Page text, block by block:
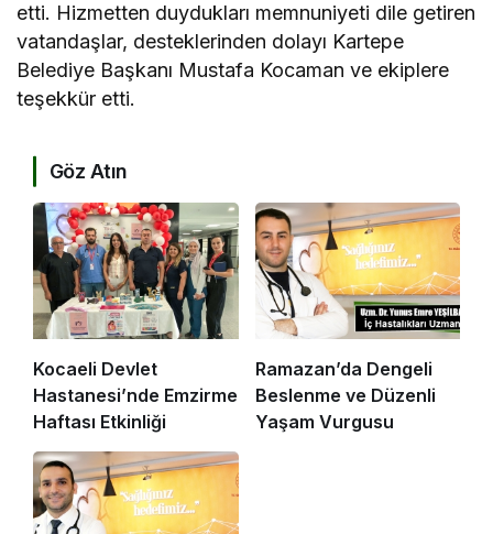
etti. Hizmetten duydukları memnuniyeti dile getiren
vatandaşlar, desteklerinden dolayı Kartepe
Belediye Başkanı Mustafa Kocaman ve ekiplere
teşekkür etti.
Göz Atın
Kocaeli Devlet
Hastanesi’nde Emzirme
Haftası Etkinliği
Ramazan’da Dengeli
Beslenme ve Düzenli
Yaşam Vurgusu